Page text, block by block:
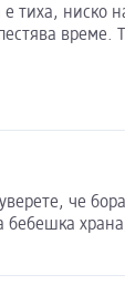
тиха, ниско
време.
че